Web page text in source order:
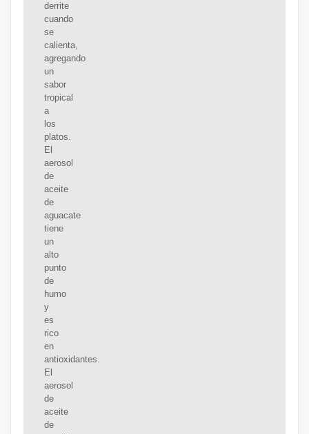
derrite
cuando
se
calienta,
agregando
un
sabor
tropical
a
los
platos.
El
aerosol
de
aceite
de
aguacate
tiene
un
alto
punto
de
humo
y
es
rico
en
antioxidantes.
El
aerosol
de
aceite
de